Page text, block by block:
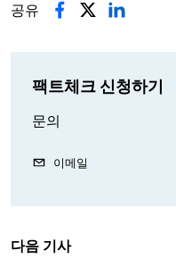
공유
팩트체크 신청하기
문의
이메일
다음 기사